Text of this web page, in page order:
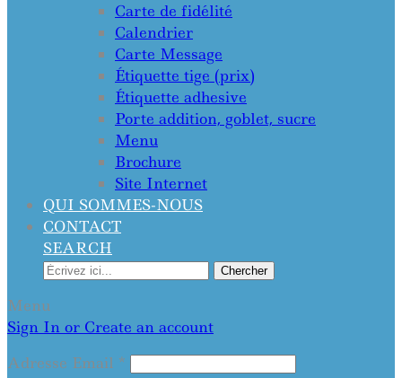
Carte de fidélité
Calendrier
Carte Message
Étiquette tige (prix)
Étiquette adhesive
Porte addition, goblet, sucre
Menu
Brochure
Site Internet
QUI SOMMES-NOUS
CONTACT
SEARCH
Chercher
Menu
Sign In or Create an account
Adresse Email *